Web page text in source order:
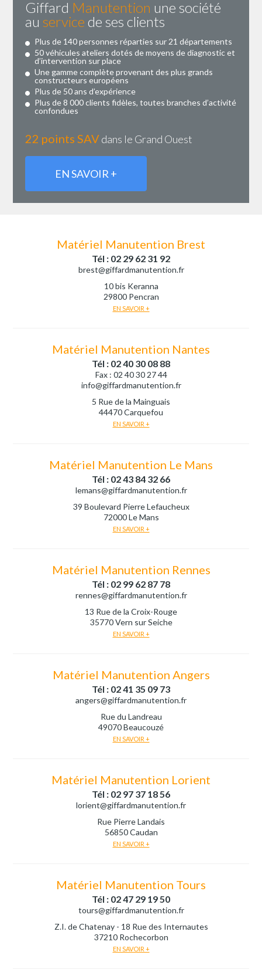
Giffard Manutention une société
au service de ses clients
Plus de 140 personnes réparties sur 21 départements
50 véhicules ateliers dotés de moyens de diagnostic et
d’intervention sur place
Une gamme complète provenant des plus grands
constructeurs européens
Plus de 50 ans d’expérience
Plus de 8 000 clients fidèles, toutes branches d’activité
confondues
22 points SAVdans le Grand Ouest
EN SAVOIR +
Matériel Manutention Brest
Tél : 02 29 62 31 92
brest@giffardmanutention.fr
10 bis Keranna
29800 Pencran
EN SAVOIR +
Matériel Manutention Nantes
Tél : 02 40 30 08 88
Fax : 02 40 30 27 44
info@giffardmanutention.fr
5 Rue de la Mainguais
44470 Carquefou
EN SAVOIR +
Matériel Manutention Le Mans
Tél : 02 43 84 32 66
lemans@giffardmanutention.fr
39 Boulevard Pierre Lefaucheux
72000 Le Mans
EN SAVOIR +
Matériel Manutention Rennes
Tél : 02 99 62 87 78
rennes@giffardmanutention.fr
13 Rue de la Croix-Rouge
35770 Vern sur Seiche
EN SAVOIR +
Matériel Manutention Angers
Tél : 02 41 35 09 73
angers@giffardmanutention.fr
Rue du Landreau
49070 Beaucouzé
EN SAVOIR +
Matériel Manutention Lorient
Tél : 02 97 37 18 56
lorient@giffardmanutention.fr
Rue Pierre Landais
56850 Caudan
EN SAVOIR +
Matériel Manutention Tours
Tél : 02 47 29 19 50
tours@giffardmanutention.fr
Z.I. de Chatenay - 18 Rue des Internautes
37210 Rochecorbon
EN SAVOIR +